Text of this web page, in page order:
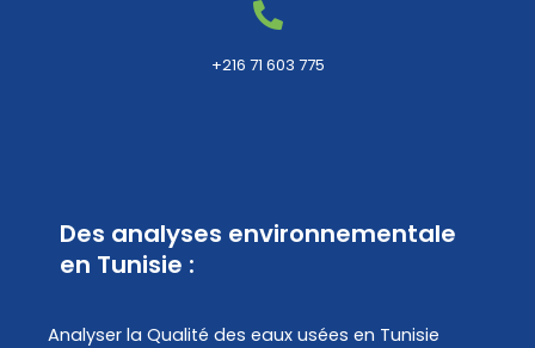
+216 71 603 775
Des analyses environnementale
en Tunisie :
Analyser la Qualité des eaux usées en Tunisie